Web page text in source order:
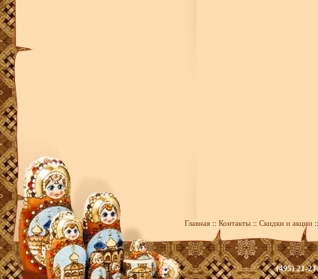
Главная :: Контакты :: Скидки и акции
(495) 21-